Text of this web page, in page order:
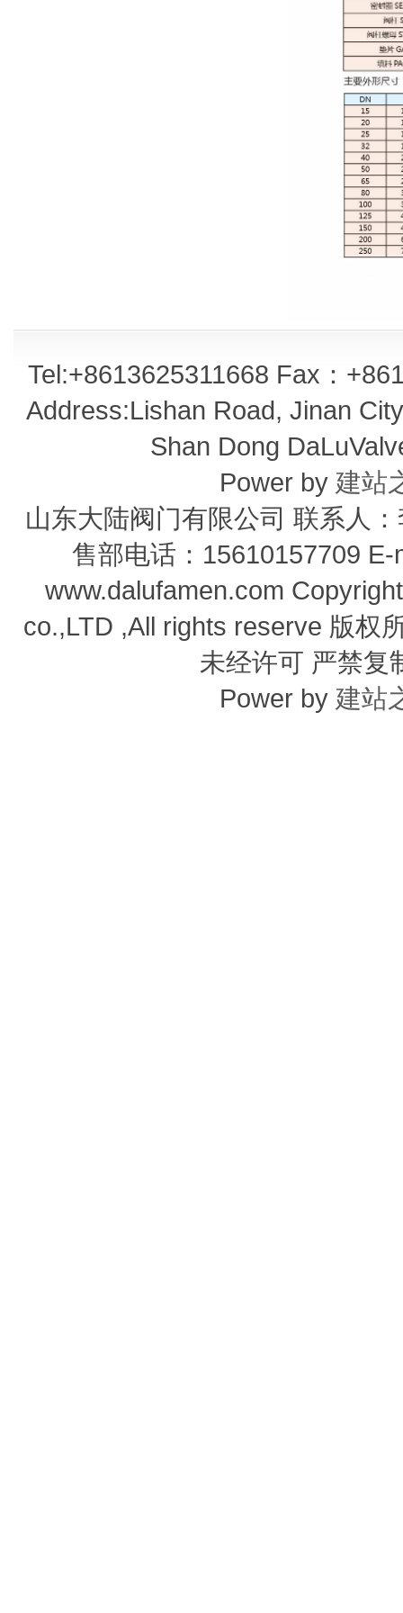
Tel:+8613625311668 Fax：
Address:Lishan Road, Jinan
Shan Dong
Power by 建站
山东大陆阀门有限公司 联系人
售部电话：15610157709
www.dalufamen.com
co.,LTD ,All rights reserve 版权
未经许可 严禁复
Power by 建站